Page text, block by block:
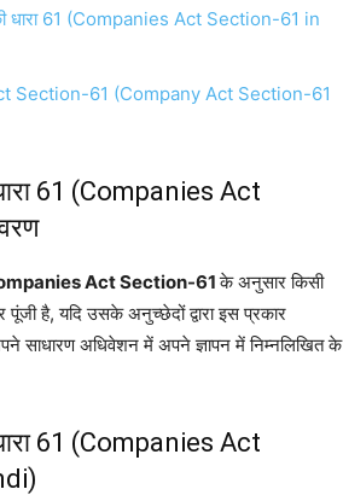
धारा 61 (Companies Act Section-61 in
Section-61 (Company Act Section-61
61 (Companies Act
Companies Act Section-61के अनुसार किसी
है, यदि उसके अनुच्छेदों द्वारा इस प्रकार
साधारण अधिवेशन में अपने ज्ञापन में निम्नलिखित के
61 (Companies Act